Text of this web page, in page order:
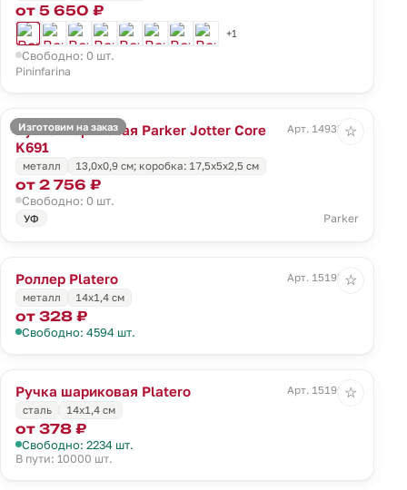
от 5 650 ₽
+1
Свободно: 0 шт.
Pininfarina
Изготовим на заказ
Ручка шариковая Parker Jotter Core
K691
Арт. 14933.00
металл 13,0х0,9 см; коробка: 17,5х5х2,5 см
от 2 756 ₽
Свободно: 0 шт.
УФ Parker
☆
Роллер Platero
Арт. 15195.00
металл
14х1,4 см
от 328 ₽
Свободно: 4594 шт.
☆
Ручка шариковая Platero
Арт. 15196.00
сталь
14х1,4 см
от 378 ₽
Свободно: 2234 шт.
В пути: 10000 шт.
☆